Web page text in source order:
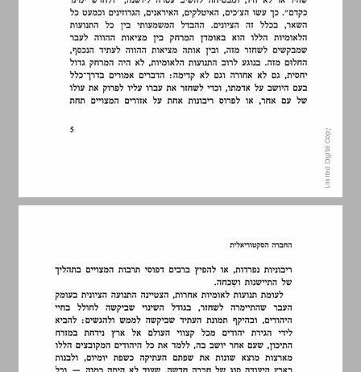
6. התשתית המוסדית של המבנה הסקטוריאלי ... 13